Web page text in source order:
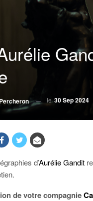
le30 Sep 2024
d’Aurélie Gandit
de votre compagnie